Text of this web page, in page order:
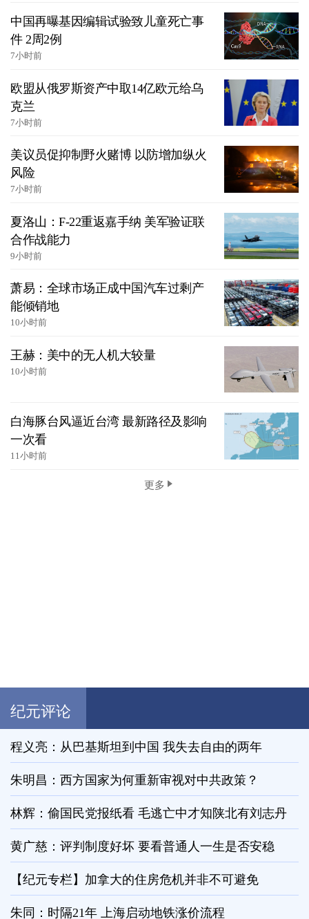
中国再曝基因编辑试验致儿童死亡事
件 2周2例
7小时前
欧盟从俄罗斯资产中取14亿欧元给乌
克兰
7小时前
美议员促抑制野火赌博 以防增加纵火
风险
7小时前
夏洛山：F-22重返嘉手纳 美军验证联
合作战能力
9小时前
萧易：全球市场正成中国汽车过剩产
能倾销地
10小时前
王赫：美中的无人机大较量
10小时前
白海豚台风逼近台湾 最新路径及影响
一次看
11小时前
更多
纪元评论
程义亮：从巴基斯坦到中国 我失去自由的两年
朱明昌：西方国家为何重新审视对中共政策？
林辉：偷国民党报纸看 毛逃亡中才知陕北有刘志丹
黄广慈：评判制度好坏 要看普通人一生是否安稳
【纪元专栏】加拿大的住房危机并非不可避免
朱同：时隔21年 上海启动地铁涨价流程